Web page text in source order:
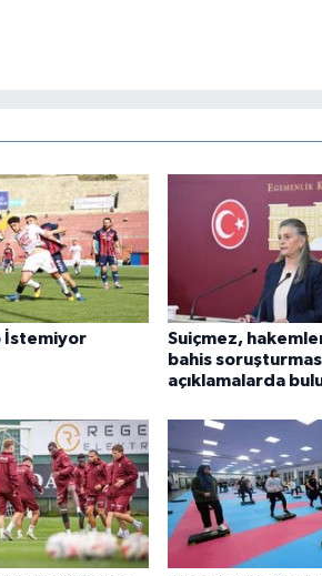
İstemiyor
Suiçmez,
bahis
açıklamalarda